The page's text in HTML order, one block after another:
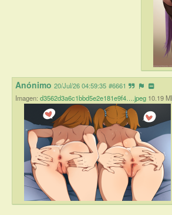
Anónimo 20/Jul/26 04:59:35 #6661
Imagen: d3562d3a6c1bbd5e2e181e9f4….jpeg 10.19